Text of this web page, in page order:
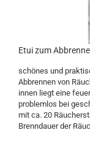
Etui zum
schönes und
Abbrennen von
innen liegt eine
problemlos bei
mit ca. 20
Brenndauer der